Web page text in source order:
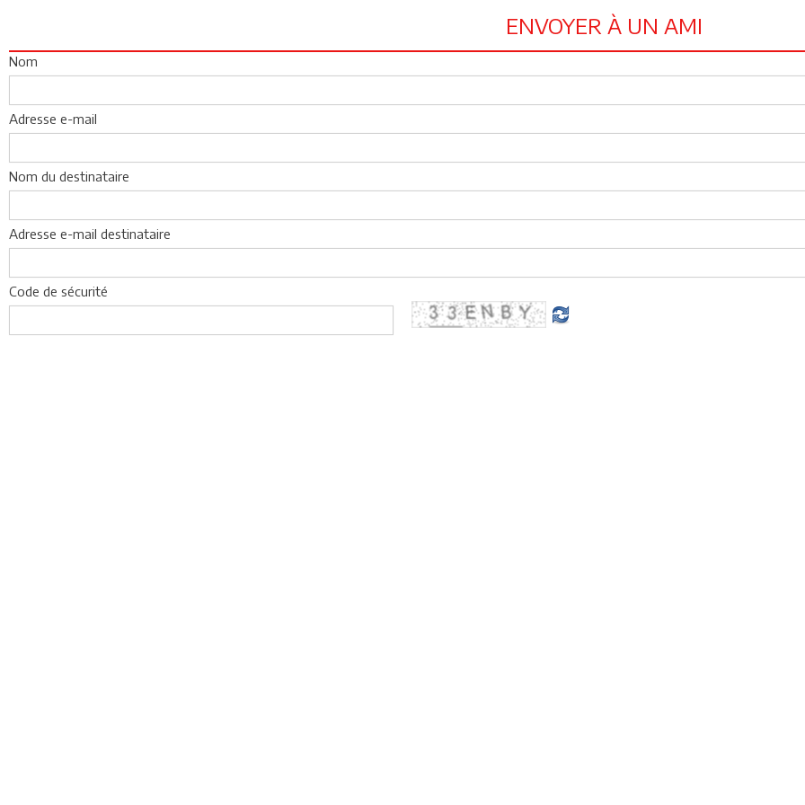
ENVOYER À UN AMI
Nom
Adresse e-mail
Nom du destinataire
Adresse e-mail destinataire
Code de sécurité